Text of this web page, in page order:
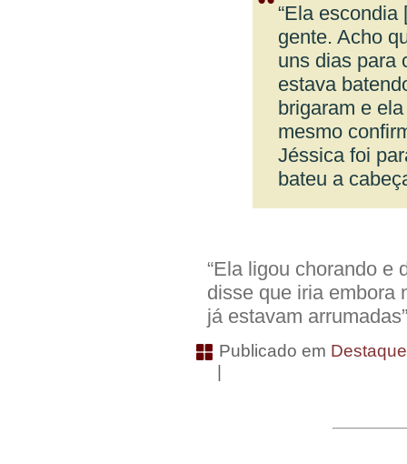
“Ela
gente. Acho
uns dias para
estava
brigaram e
mesmo
Jéssica foi
bateu a
“Ela ligou chorando e
disse que iria embora
já estavam
Publicado em
|